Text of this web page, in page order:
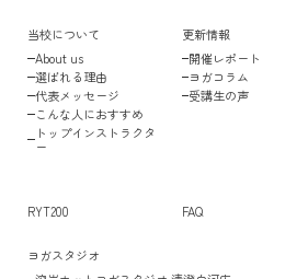
当校について
About us
選ばれる理由
代表メッセージ
こんな人におすすめ
トップインストラクタ
ー
更新情報
開催レポート
ヨガコラム
受講生の声
RYT200 FAQ
ヨガスタジオ